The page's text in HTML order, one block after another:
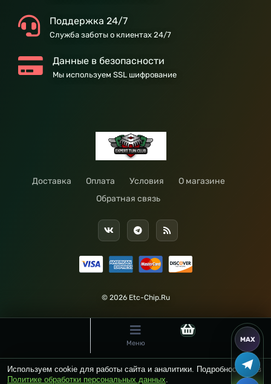
Поддержка 24/7
Служба заботы о клиентах 24/7
Данные в безопасности
Мы используем SSL шифрование
Доставка Оплата Условия
О магазине
Обратная связь
© 2026 Etc-Chip.Ru
Меню
Используем cookie для работы сайта и аналитики. Подробности — в
Политике обработки персональных данных.